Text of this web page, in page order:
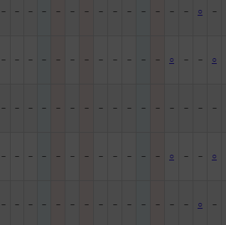
－ － － － － － － － － － － － － － ○ －
－ － － － － － － － － － － － ○ － － ○
－ － － － － － － － － － － － － － － －
－ － － － － － － － － － － － ○ － － ○
－ － － － － － － － － － － － － － ○ －